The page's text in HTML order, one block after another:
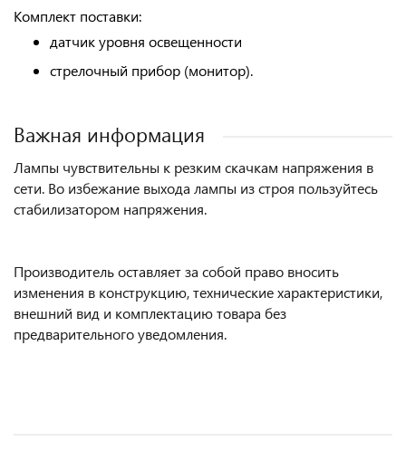
Комплект поставки:
датчик уровня освещенности
стрелочный прибор (монитор).
Важная информация
Лампы чувствительны к резким скачкам напряжения в
сети. Во избежание выхода лампы из строя пользуйтесь
стабилизатором напряжения.
Производитель оставляет за собой право вносить
изменения в конструкцию, технические характеристики,
внешний вид и комплектацию товара без
предварительного уведомления.